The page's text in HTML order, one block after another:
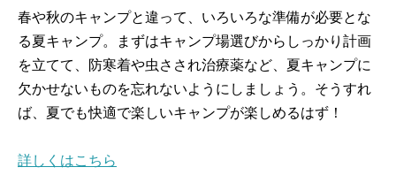
春や秋のキャンプと違って、いろいろな準備が必要とな
る夏キャンプ。まずはキャンプ場選びからしっかり計画
を立てて、防寒着や虫さされ治療薬など、夏キャンプに
欠かせないものを忘れないようにしましょう。そうすれ
ば、夏でも快適で楽しいキャンプが楽しめるはず！
詳しくはこちら